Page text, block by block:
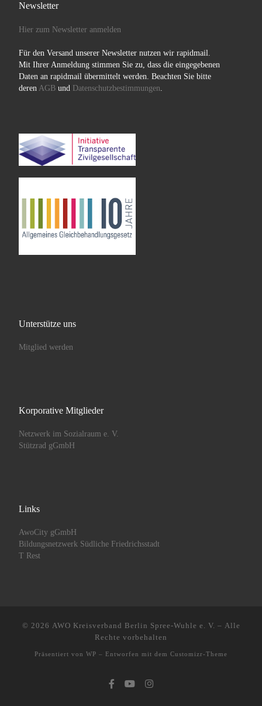
Newsletter
Hier zum Newsletter anmelden
Für den Versand unserer Newsletter nutzen wir rapidmail.
Mit Ihrer Anmeldung stimmen Sie zu, dass die eingegebenen
Daten an rapidmail übermittelt werden. Beachten Sie bitte
deren AGBund Datenschutzbestimmungen
Unterstütze uns
Mitglied werden
Korporative Mitglieder
Netzwerk im Sozialraum e. V.
Stützrad gGmbH
Links
AwoCity gGmbH
Bildungsnetzwerk Südliche Friedrichsstadt
T Rest
© 2026 AWO Kreisverband Berlin Spree-Wuhle e. V. – Alle
Rechte vorbehalten
Präsentiert von WP – Entworfen mit dem Customizr-Theme